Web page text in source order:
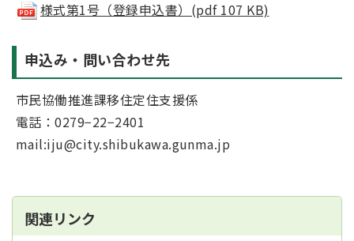
様式第1号（登録申込書）(pdf 107 KB)
申込み・問い合わせ先
市民協働推進課移住定住支援係
電話：0279−22−2401
mail:iju@city.shibukawa.gunma.jp
関連リンク